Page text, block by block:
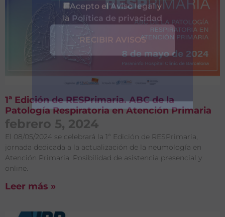
1ª Edición de RESPrimaria. ABC de la
Patología Respiratoria en Atención Primaria
febrero 5, 2024
El 08/05/2024 se celebrará la 1ª Edición de RESPrimaria,
jornada dedicada a la actualización de la neumología en
Atención Primaria. Posibilidad de asistencia presencial y
online.
Leer más »
Entérate de
Nuestras
Publicaciones